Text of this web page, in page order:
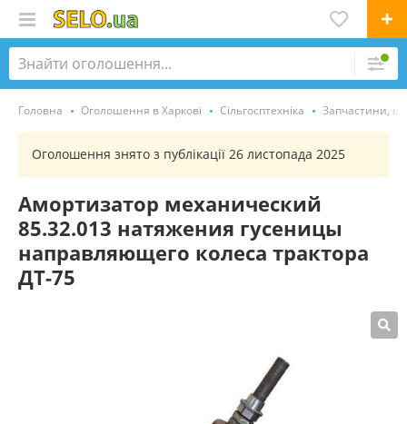
Головна Оголошення в Харкові Сільгосптехніка Запчастини,
Оголошення знято з публікації 26 листопада 2025
Амортизатор механический
85.32.013 натяжения гусеницы
направляющего колеса трактора
ДТ-75